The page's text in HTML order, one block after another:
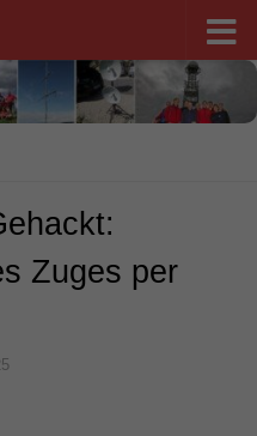
Zuges per